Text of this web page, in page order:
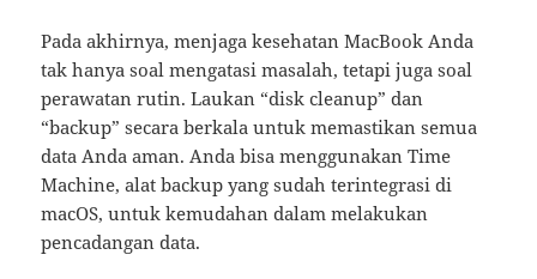
Pada akhirnya, menjaga kesehatan MacBook Anda
tak hanya soal mengatasi masalah, tetapi juga soal
perawatan rutin. Laukan “disk cleanup” dan
“backup” secara berkala untuk memastikan semua
data Anda aman. Anda bisa menggunakan Time
Machine, alat backup yang sudah terintegrasi di
macOS, untuk kemudahan dalam melakukan
pencadangan data.